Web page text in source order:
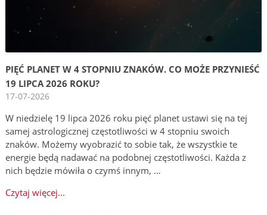
PIĘĆ PLANET W 4 STOPNIU ZNAKÓW. CO MOŻE PRZYNIEŚĆ
19 LIPCA 2026 ROKU?
17-07-2026
W niedzielę 19 lipca 2026 roku pięć planet ustawi się na tej
samej astrologicznej częstotliwości w 4 stopniu swoich
znaków. Możemy wyobrazić to sobie tak, że wszystkie te
energie będą nadawać na podobnej częstotliwości. Każda z
nich będzie mówiła o czymś innym, …
Czytaj więcej...